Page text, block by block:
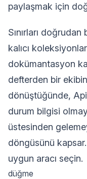
paylaşmak için
Sınırları
kalıcı
dokümantasyon
defterden bir
dönüştüğünde,
durum bilgisi
üstesinden
döngüsünü
uygun aracı seçin.
düğme